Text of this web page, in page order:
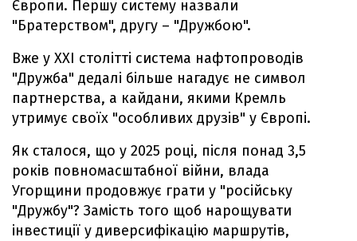
Європи. Першу систему назвали
"Братерством", другу – "Дружбою".
Вже у XXI столітті система нафтопроводів
"Дружба" дедалі більше нагадує не символ
партнерства, а кайдани, якими Кремль
утримує своїх "особливих друзів" у Європі.
Як сталося, що у 2025 році, після понад 3,5
років повномасштабної війни, влада
Угорщини продовжує грати у "російську
"Дружбу"? Замість того щоб нарощувати
інвестиції у диверсифікацію маршрутів,